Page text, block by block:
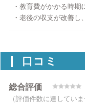
・教育費がかかる時
・老後の収支が改善
口コミ
総合評価
（評価件数に達していま